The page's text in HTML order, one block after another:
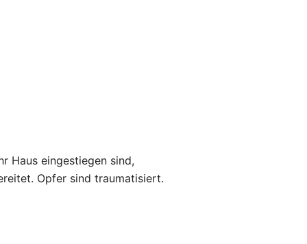
Haus eingestiegen sind,
Opfer sind traumatisiert.